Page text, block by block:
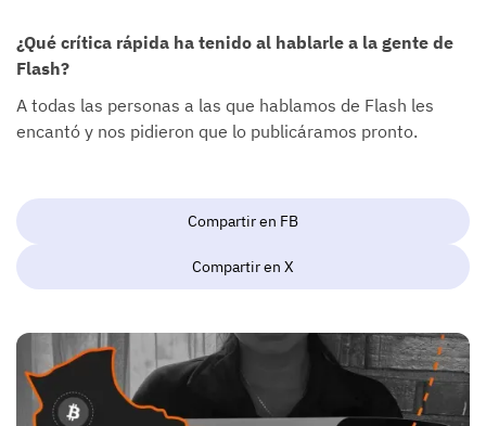
¿Qué crítica rápida ha tenido al hablarle a la gente de
Flash?
A todas las personas a las que hablamos de Flash les
encantó y nos pidieron que lo publicáramos pronto.
Compartir en FB
Compartir en X